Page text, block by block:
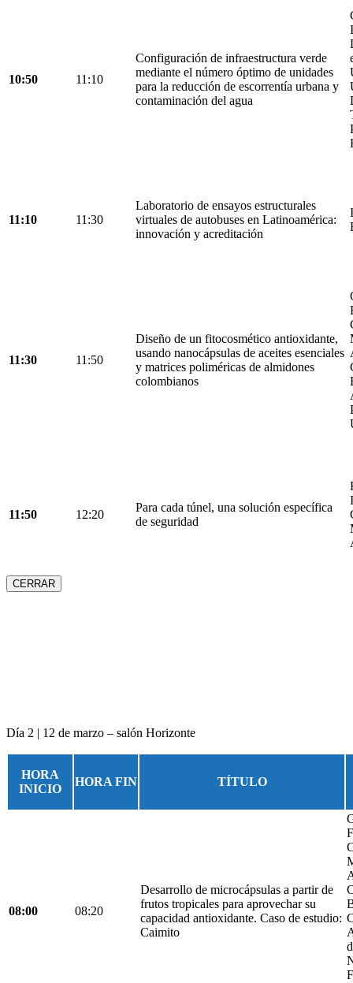
10:50 11:10
Configuración de infraestructura verde
mediante el número óptimo de unidades
para la reducción de escorrentía urbana y
contaminación del agua
11:10 11:30
Laboratorio de ensayos estructurales
virtuales de autobuses en Latinoamérica:
innovación y acreditación
11:30 11:50
Diseño de un fitocosmético antioxidante,
usando nanocápsulas de aceites esenciales
y matrices poliméricas de almidones
colombianos
11:50 12:20
Para cada túnel, una solución específica
de seguridad
CERRAR
Día 2 | 12 de marzo – salón Horizonte
HORA
INICIO
HORA FIN TÍTULO
08:00 08:20
Desarrollo de microcápsulas a partir de
frutos tropicales para aprovechar su
capacidad antioxidante. Caso de estudio:
Caimito